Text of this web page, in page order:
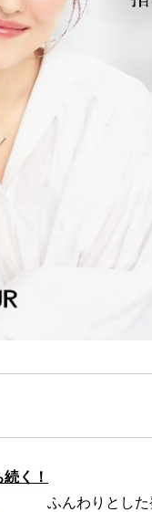
く！
ふんわりとし